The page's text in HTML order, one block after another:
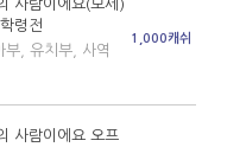
사람이에요(모세)
령전
부, 유치부, 사역
1,000캐쉬
사람이에요 오프